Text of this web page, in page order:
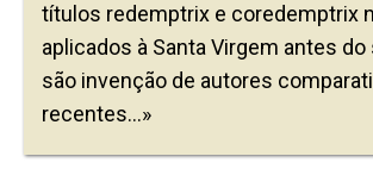
títulos redemptrix e coredemptrix
aplicados à Santa Virgem antes do
são invenção de autores
recentes…»